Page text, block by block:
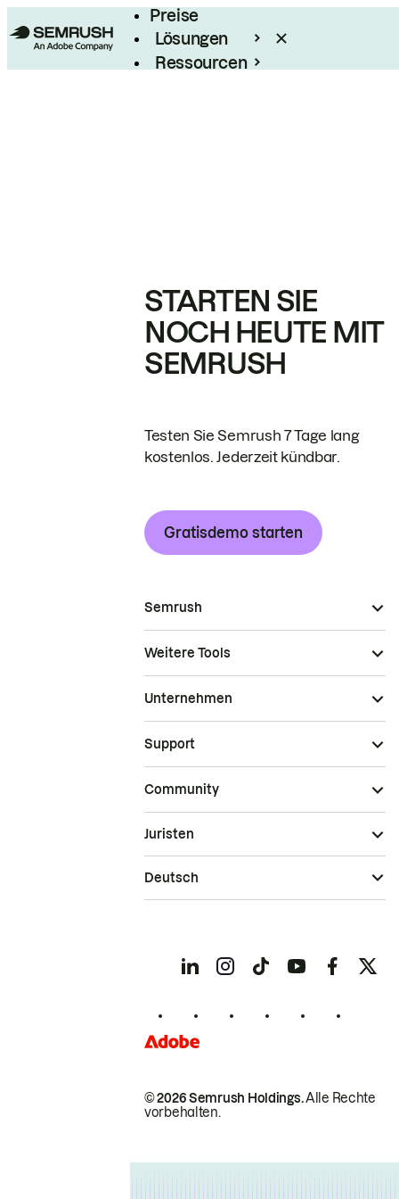
Preise
Lösungen
Ressourcen
STARTEN SIE
NOCH HEUTE MIT
SEMRUSH
Testen Sie Semrush 7 Tage lang
kostenlos. Jederzeit kündbar.
Gratisdemo starten
Semrush
Weitere Tools
Unternehmen
Support
Community
© 2026 Semrush Holdings.Alle Rechte
vorbehalten.
Juristen
Deutsch